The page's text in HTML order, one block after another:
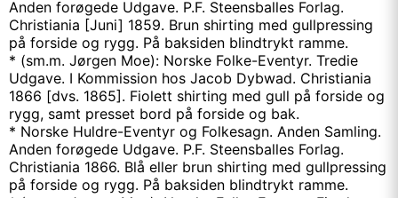
Anden forøgede Udgave. P.F. Steensballes Forlag.
Christiania [Juni] 1859. Brun shirting med gullpressing
på forside og rygg. På baksiden blindtrykt ramme.
* (sm.m. Jørgen Moe): Norske Folke-Eventyr. Tredie
Udgave. I Kommission hos Jacob Dybwad. Christiania
1866 [dvs. 1865]. Fiolett shirting med gull på forside og
rygg, samt presset bord på forside og bak.
* Norske Huldre-Eventyr og Folkesagn. Anden Samling.
Anden forøgede Udgave. P.F. Steensballes Forlag.
Christiania 1866. Blå eller brun shirting med gullpressing
på forside og rygg. På baksiden blindtrykt ramme.